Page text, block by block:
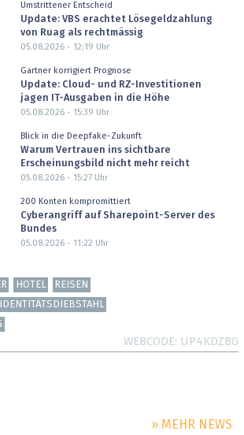
Umstrittener Entscheid
Update: VBS erachtet Lösegeldzahlung
von Ruag als rechtmässig
05.08.2026 - 12:19 Uhr
Gartner korrigiert Prognose
Update: Cloud- und RZ-Investitionen
jagen IT-Ausgaben in die Höhe
05.08.2026 - 15:39 Uhr
Blick in die Deepfake-Zukunft
Warum Vertrauen ins sichtbare
Erscheinungsbild nicht mehr reicht
05.08.2026 - 15:27Uhr
200 Konten kompromittiert
Cyberangriff auf Sharepoint-Server des
Bundes
05.08.2026 - 11:22 Uhr
HOTEL
REISEN
IDENTITÄTSDIEBSTAHL
WEBCODE UP4KDZBG
» MEHR NEWS